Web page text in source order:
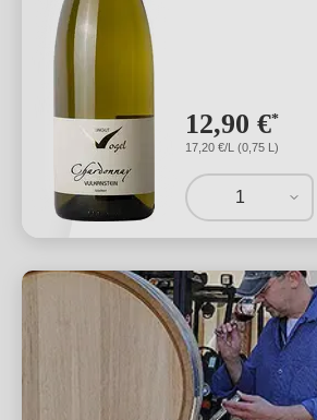
12,90 €*
17,20 €/L (0,75 L)
1